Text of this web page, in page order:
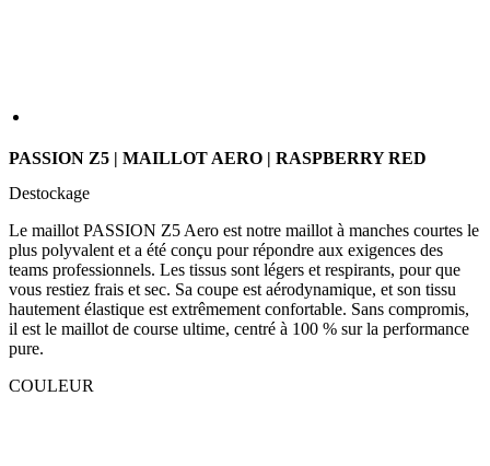
PASSION Z5 | MAILLOT AERO | RASPBERRY RED
Destockage
Le maillot PASSION Z5 Aero est notre maillot à manches courtes le
plus polyvalent et a été conçu pour répondre aux exigences des
teams professionnels. Les tissus sont légers et respirants, pour que
vous restiez frais et sec. Sa coupe est aérodynamique, et son tissu
hautement élastique est extrêmement confortable. Sans compromis,
il est le maillot de course ultime, centré à 100 % sur la performance
pure.
COULEUR